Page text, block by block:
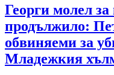
Георги молел
продължило:
обвиняеми за
Младежкия